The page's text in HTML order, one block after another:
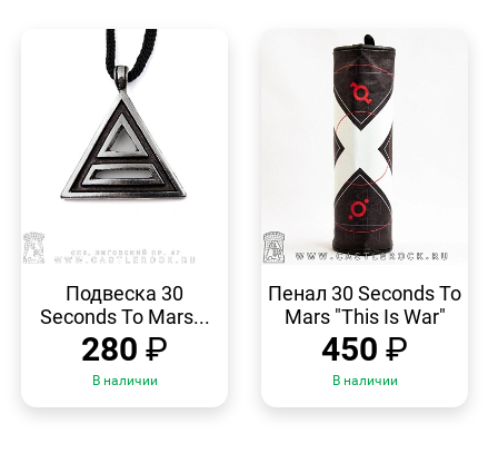
ПРОСМОТР
Подвеска 30
Seconds To Mars...
280 ₽
В наличии
ПРОСМОТР
Пенал 30 Seconds To
Mars "This Is War"
450 ₽
В наличии